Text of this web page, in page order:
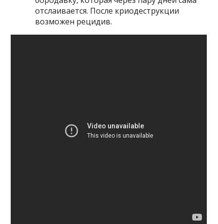
отслаивается. После криодеструкции
возможен рецидив.